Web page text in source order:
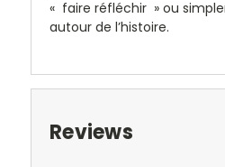
« faire réfléchir » ou
autour de l’histoire.
Reviews